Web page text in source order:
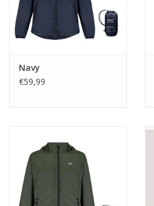
Navy
€59,99